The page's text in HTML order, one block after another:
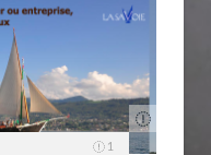
1